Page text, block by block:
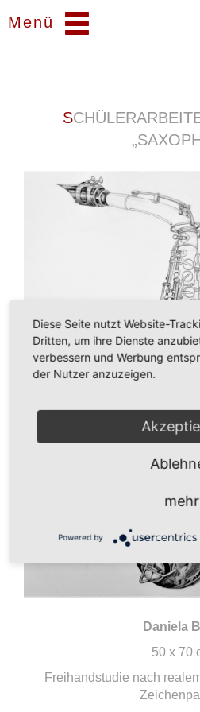
Menü
SCHÜLERARBEITEN, BLEISTIFT
Daniela
50 x 70
Freihandstudie nach
Diese Seite nutzt Website-
Dritten, um ihre Dienste
verbessern und Werbung
der Nutzer anzuzeigen.
mehr
Powered by